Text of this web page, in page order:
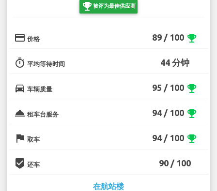
emoji_events 被评为最佳供应商
credit_card 价格 89 / 100 emoji_events
timer 平均等待时间 44 分钟
directions_car 车辆质量 95 / 100 emoji_events
room_service 租车台服务 94 / 100 emoji_events
flag 取车 94 / 100 emoji_events
beenhere 还车 90 / 100
在航站楼